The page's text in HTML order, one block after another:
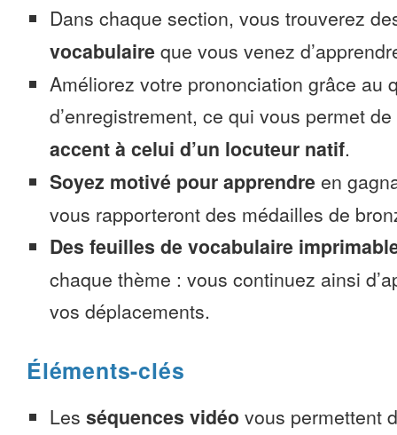
Dans chaque section, vous trouverez
vocabulaire que vous venez
Améliorez votre prononciation grâce au
d’enregistrement, ce qui vous permet de
accent à celui d’un locuteur natif.
Soyez motivé pour apprendre en
vous rapporteront des médailles de
Des feuilles de vocabulaire
chaque thème : vous continuez ainsi
vos déplacements.
Éléments-clés
Les séquences vidéo vous permettent